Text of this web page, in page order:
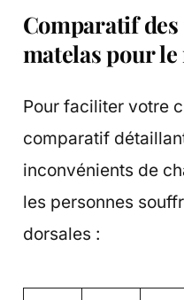
Comparatif
matelas pour le
Pour faciliter votre
comparatif
inconvénients de
les personnes
dorsales :